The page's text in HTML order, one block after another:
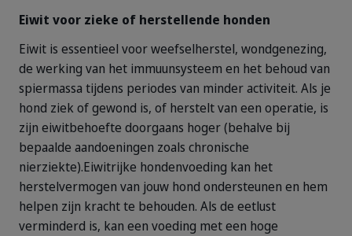
Eiwit voor zieke of herstellende honden
Eiwit is essentieel voor weefselherstel, wondgenezing,
de werking van het immuunsysteem en het behoud van
spiermassa tijdens periodes van minder activiteit. Als je
hond ziek of gewond is, of herstelt van een operatie, is
zijn eiwitbehoefte doorgaans hoger (behalve bij
bepaalde aandoeningen zoals chronische
nierziekte).Eiwitrijke hondenvoeding kan het
herstelvermogen van jouw hond ondersteunen en hem
helpen zijn kracht te behouden. Als de eetlust
verminderd is, kan een voeding met een hoge